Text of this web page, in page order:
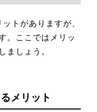
トがありますが、
。ここではメリッ
ましょう。
メリット